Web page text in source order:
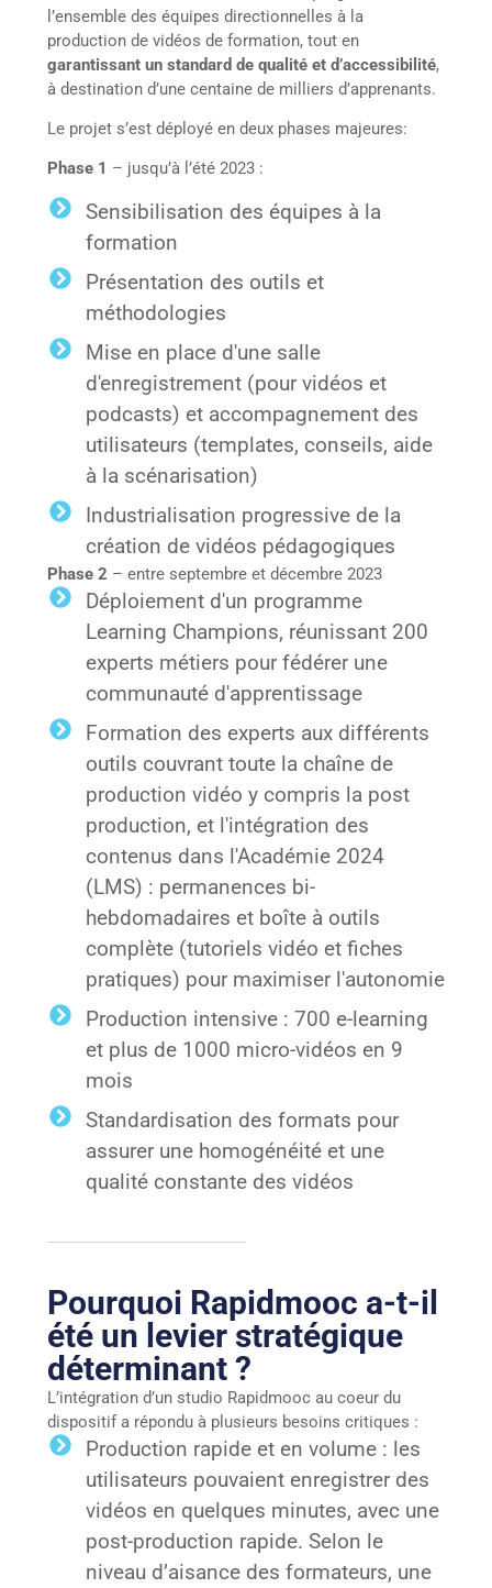
l’ensemble des équipes directionnelles à la
production de vidéos de formation, tout en
garantissant un standard de qualité et d’accessibilité,
à destination d’une centaine de milliers d’apprenants.
Le projet s’est déployé en deux phases majeures:
Phase 1 – jusqu’à l’été 2023 :
Sensibilisation des équipes à la
formation
Présentation des outils et
méthodologies
Mise en place d'une salle
d'enregistrement (pour vidéos et
podcasts) et accompagnement des
utilisateurs (templates, conseils, aide
à la scénarisation)
Industrialisation progressive de la
création de vidéos pédagogiques
Phase 2 – entre septembre et décembre 2023
Déploiement d'un programme
Learning Champions, réunissant 200
experts métiers pour fédérer une
communauté d'apprentissage
Formation des experts aux différents
outils couvrant toute la chaîne de
production vidéo y compris la post
production, et l'intégration des
contenus dans l'Académie 2024
(LMS) : permanences bi-
hebdomadaires et boîte à outils
complète (tutoriels vidéo et fiches
pratiques) pour maximiser l'autonomie
Production intensive : 700 e-learning
et plus de 1000 micro-vidéos en 9
mois
Standardisation des formats pour
assurer une homogénéité et une
qualité constante des vidéos
Pourquoi Rapidmooc a-t-il
été un levier stratégique
déterminant ?
L’intégration d’un studio Rapidmooc au coeur du
dispositif a répondu à plusieurs besoins critiques :
Production rapide et en volume : les
utilisateurs pouvaient enregistrer des
vidéos en quelques minutes, avec une
post-production rapide. Selon le
niveau d’aisance des formateurs, une